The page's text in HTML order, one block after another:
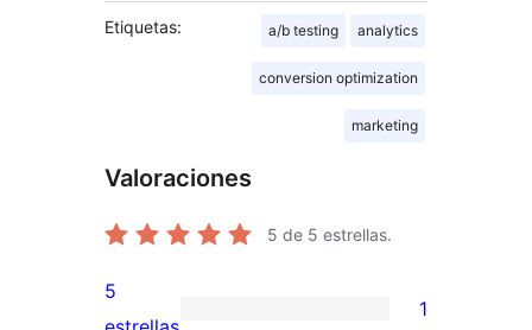
Etiquetas: a/b testing analytics
conversion optimization
marketing
Valoraciones
5 de 5 estrellas.
1
5
1